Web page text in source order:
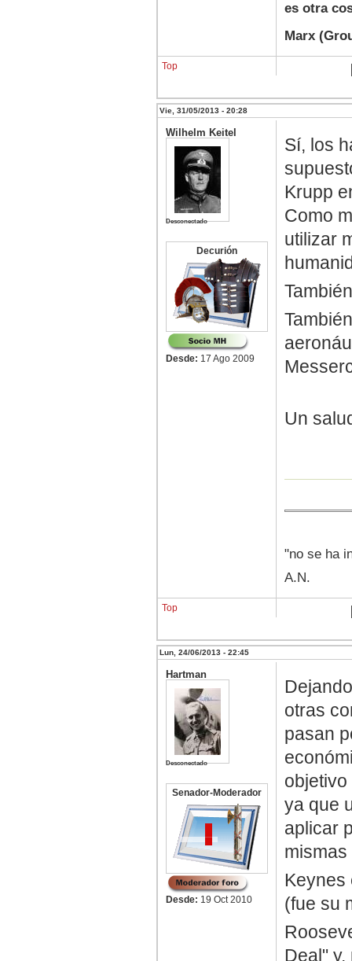
es otra
Marx
Top
Vie, 31/05/2013 - 20:28
Wilhelm Keitel
Desconectado
Decurión
Desde: 17 Ago 2009
Sí, los
Krupp
Como
utilizar
Un
"no se ha
A.N.
Top
Lun, 24/06/2013 - 22:45
Hartman
Desconectado
Senador-Moderador
Desde: 19 Oct 2010
otras
pasan
ya que
aplicar
Keynes
(fue su
Deal"